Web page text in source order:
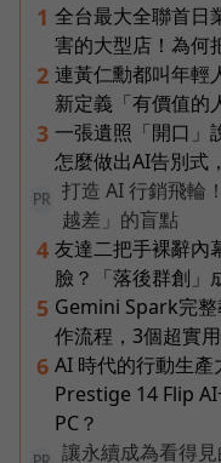
1 全台最大全聯首日
害的大型店！為何
2 連黃仁勳都叫年輕
新定義「有價值的
3 一張遺照「開口」
怎麼做出AI告別式
PR
打造 AI 行銷飛輪
越差」的盲點
4 友達二把手裸辭內
臉？「落後群創」
5 Gemini Spark完
作流程，3個超實
6 AI 時代的行動生
Prestige 14 Flip
PC？
讓永續成為看得